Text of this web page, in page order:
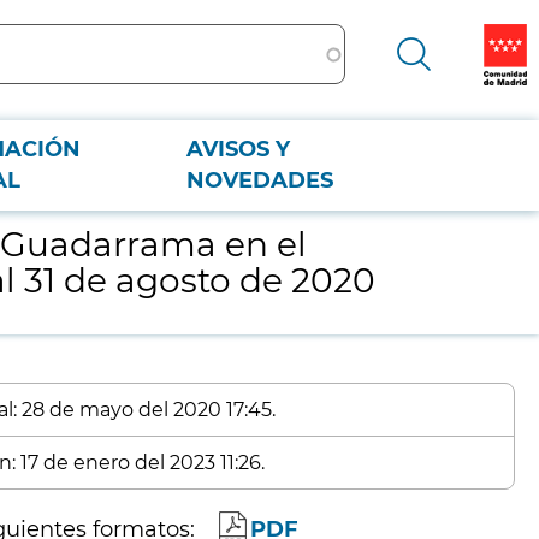
AVISOS Y
NOVEDADES
de agosto de 2020
en el
de agosto de 2020
28 de mayo del 2020 17:45.
de enero del 2023 11:26.
formatos: PDF